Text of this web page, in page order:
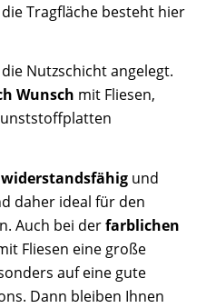
Tragfläche besteht hier
Nutzschicht angelegt.
Wunsch mit Fliesen,
widerstandsfähigund
daher ideal für den
Auch bei derfarblichen
Fliesen eine große
auf eine gute
Dann bleiben Ihnen